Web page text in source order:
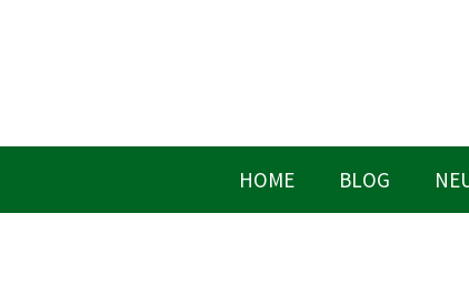
HOME BLOG